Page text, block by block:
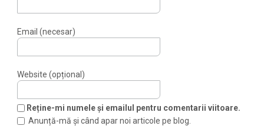
Email (necesar)
Website (opțional)
Reține-mi numele și emailul pentru comentarii viitoare.
Anunță-mă și când apar noi articole pe blog.